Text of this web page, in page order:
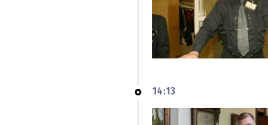
14:13